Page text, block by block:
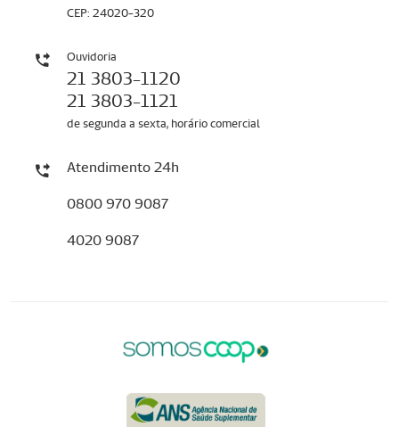
CEP: 24020-320
Ouvidoria
21 3803-1120
21 3803-1121
de segunda a sexta, horário comercial
Atendimento 24h
0800 970 9087
4020 9087